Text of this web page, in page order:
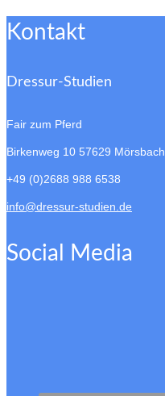
Kontakt
Dressur-Studien
Fair zum Pferd
Birkenweg 10 57629 Mörsbach
+49 (0)2688 988 6538
info@dressur-studien.de
Social Media